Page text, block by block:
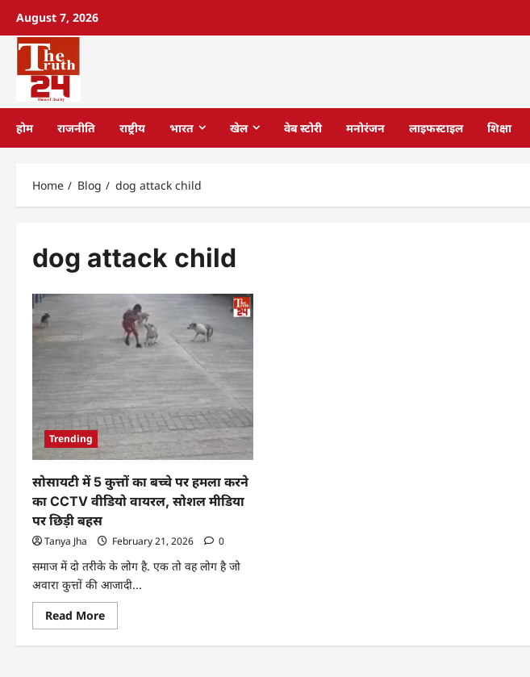
August 7, 2026
होम राजनीति राष्ट्रीय भारत खेल वेब स्टोरी मनोरंजन लाइफस्टाइल शिक्षा
Home Blog dog attack child
dog attack child
Trending
सोसायटी में 5 कुत्तों का बच्चे पर हमला करने
का CCTV वीडियो वायरल, सोशल मीडिया
पर छिड़ी बहस
Tanya Jha February 21, 2026 0
समाज में दो तरीके के लोग है. एक तो वह लोग है जो
अवारा कुत्तों की आजादी...
Read More